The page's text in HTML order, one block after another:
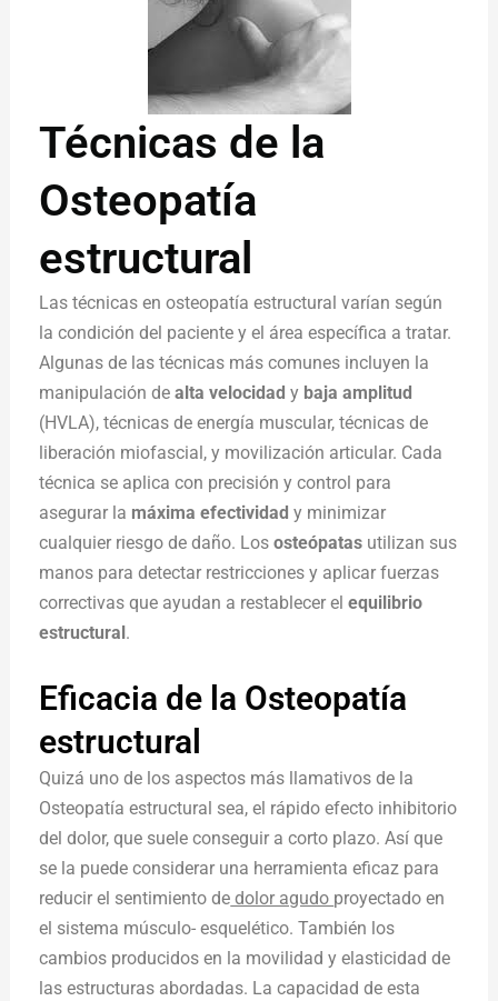
Técnicas de la
Osteopatía
estructural
Las técnicas en osteopatía estructural varían según
la condición del paciente y el área específica a tratar.
Algunas de las técnicas más comunes incluyen la
manipulación de alta velocidady baja amplitud
(HVLA), técnicas de energía muscular, técnicas de
liberación miofascial, y movilización articular. Cada
técnica se aplica con precisión y control para
asegurar la máxima efectividady minimizar
cualquier riesgo de daño. Los osteópatas utilizan sus
manos para detectar restricciones y aplicar fuerzas
correctivas que ayudan a restablecer elequilibrio
estructural.
Eficacia de la Osteopatía
estructural
Quizá uno de los aspectos más llamativos de la
Osteopatía estructural sea, el rápido efecto inhibitorio
del dolor, que suele conseguir a corto plazo. Así que
se la puede considerar una herramienta eficaz para
reducir el sentimiento de dolor agudo proyectado en
el sistema músculo- esquelético. También los
cambios producidos en la movilidad y elasticidad de
las estructuras abordadas. La capacidad de esta